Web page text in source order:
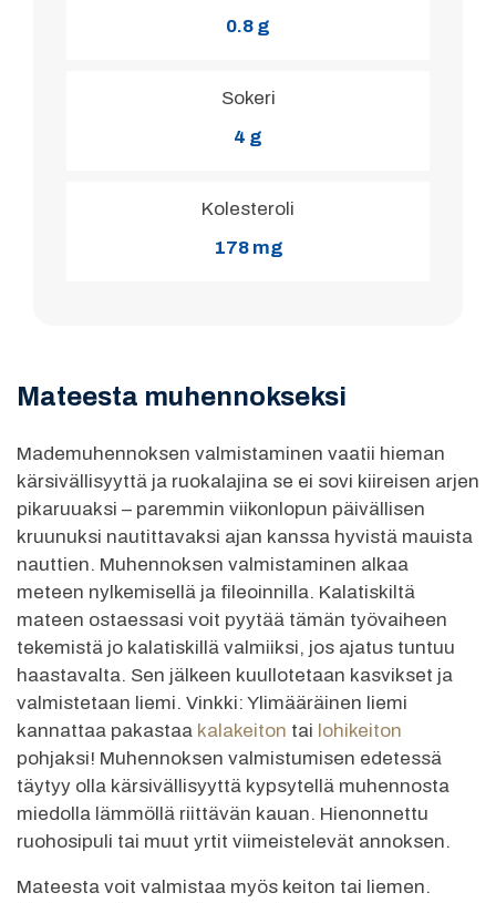
0.8 g
Sokeri
4 g
Kolesteroli
178 mg
Mateesta muhennokseksi
Mademuhennoksen valmistaminen vaatii hieman
kärsivällisyyttä ja ruokalajina se ei sovi kiireisen arjen
pikaruuaksi – paremmin viikonlopun päivällisen
kruunuksi nautittavaksi ajan kanssa hyvistä mauista
nauttien. Muhennoksen valmistaminen alkaa
meteen nylkemisellä ja fileoinnilla. Kalatiskiltä
mateen ostaessasi voit pyytää tämän työvaiheen
tekemistä jo kalatiskillä valmiiksi, jos ajatus tuntuu
haastavalta. Sen jälkeen kuullotetaan kasvikset ja
valmistetaan liemi. Vinkki: Ylimääräinen liemi
kannattaa pakastaa kalakeiton tai lohikeiton
pohjaksi! Muhennoksen valmistumisen edetessä
täytyy olla kärsivällisyyttä kypsytellä muhennosta
miedolla lämmöllä riittävän kauan. Hienonnettu
ruohosipuli tai muut yrtit viimeistelevät annoksen.
Mateesta voit valmistaa myös keiton tai liemen.